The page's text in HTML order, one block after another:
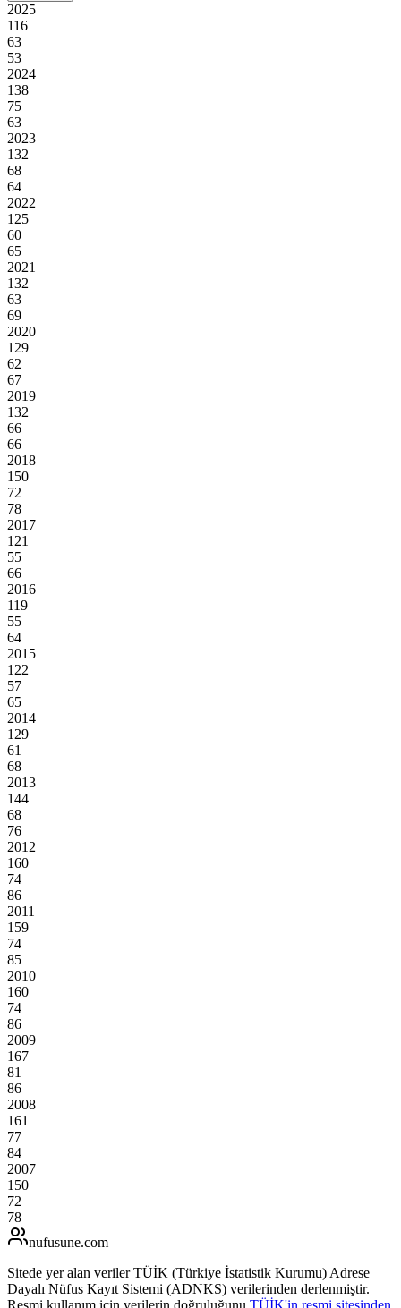
2025
116
63
53
2024
138
75
63
2023
132
68
64
2022
125
60
65
2021
132
63
69
2020
129
62
67
2019
132
66
66
2018
150
72
78
2017
121
55
66
2016
119
55
64
2015
122
57
65
2014
129
61
68
2013
144
68
76
2012
160
74
86
2011
159
74
85
2010
160
74
86
2009
167
81
86
2008
161
77
84
2007
150
72
78
nufusune.com
Sitede yer alan veriler TÜİK (Türkiye İstatistik Kurumu) Adrese
Dayalı Nüfus Kayıt Sistemi (ADNKS) verilerinden derlenmiştir.
Resmi kullanım için verilerin doğruluğunu TÜİK'in resmi sitesinden